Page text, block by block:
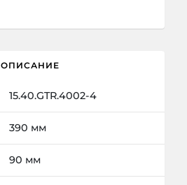
ОПИСАНИЕ
15.40.GTR.4002-4
390 мм
90 мм